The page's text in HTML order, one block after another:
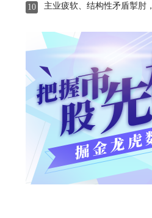
10 主业疲软、结构性矛盾掣肘